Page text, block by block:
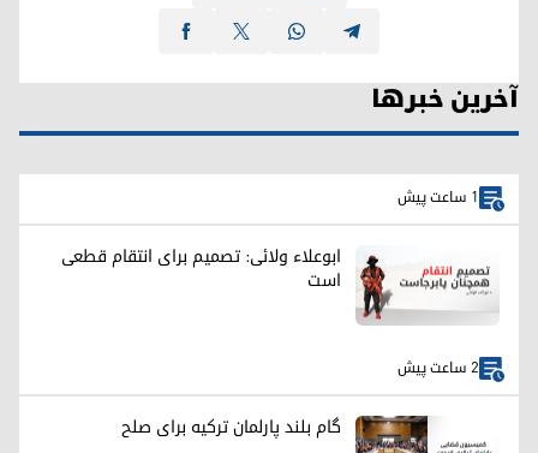
آخرین خبرها
1 ساعت پیش
ابوعلاء ولائی: تصمیم برای انتقام قطعی
است
2 ساعت پیش
گام بلند پارلمان ترکیه برای صلح